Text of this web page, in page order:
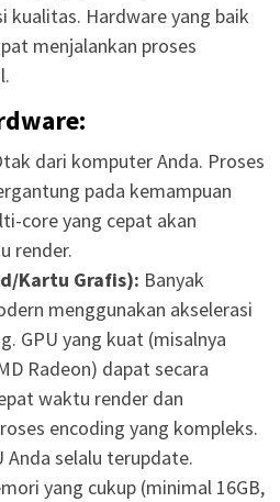
kualitas. Hardware yang baik
menjalankan proses
dari komputer Anda. Proses
pada kemampuan
core yang cepat akan
render.
Kartu Grafis): Banyak
menggunakan akselerasi
GPU yang kuat (misalnya
Radeon) dapat secara
waktu render dan
encoding yang kompleks.
Anda selalu terupdate.
yang cukup (minimal 16GB,